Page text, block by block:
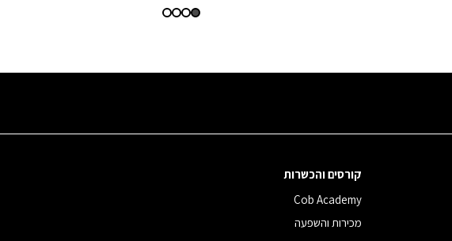
קורסים והכשרות
Cob Academy
מכירות והשפעה